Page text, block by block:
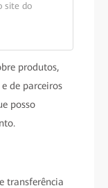
produtos,
de parceiros
posso
transferência